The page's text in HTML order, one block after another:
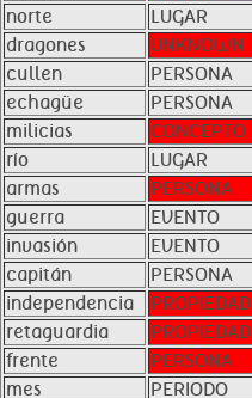
norte
LUGAR
dragones
UNKNOWN
cullen
PERSONA
echagüe
PERSONA
milicias
CONCEPTO
río
LUGAR
armas
PERSONA
guerra
EVENTO
invasión
EVENTO
capitán
PERSONA
independencia
PROPIEDAD
retaguardia
PROPIEDAD
frente
PERSONA
mes
PERIODO